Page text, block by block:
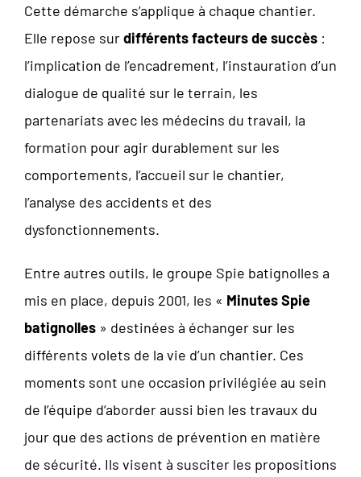
Cette démarche s’applique à chaque chantier.
Elle repose surdifférents facteurs de succès :
l’implication de l’encadrement, l’instauration d’un
dialogue de qualité sur le terrain, les
partenariats avec les médecins du travail, la
formation pour agir durablement sur les
comportements, l’accueil sur le chantier,
l’analyse des accidents et des
dysfonctionnements.
Entre autres outils, le groupe Spie batignolles a
mis en place, depuis 2001, les « Minutes Spie
batignolles » destinées à échanger sur les
différents volets de la vie d’un chantier. Ces
moments sont une occasion privilégiée au sein
de l’équipe d’aborder aussi bien les travaux du
jour que des actions de prévention en matière
de sécurité. Ils visent à susciter les propositions